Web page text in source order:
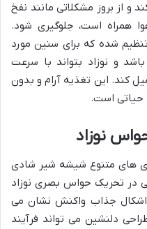
و از بروز مشکلاتی مانند نفخ
همراه است، جلوگیری شود.
شده که برای سنین مورد
ماه) مناسب باشد و نوزاد بتواند با سرعت
کند. این تغذیه آرام و بدون
حیاتی است.
نوزاد
های متنوع شیشه شیر شادی
در تحریک حواس بصری نوزاد
اشکال جذاب واکنش نشان می
دلنشین می تواند فرآیند